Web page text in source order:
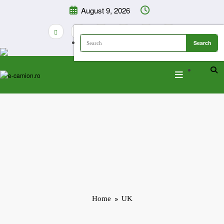
August 9, 2026
Home UK